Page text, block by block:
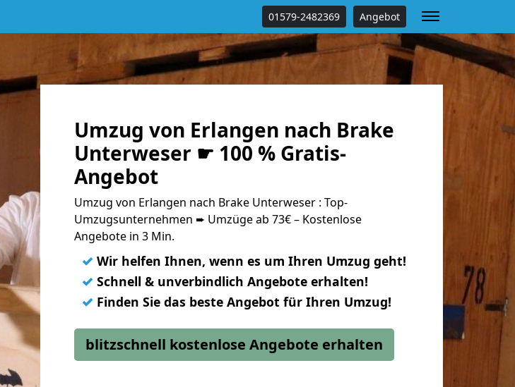
01579-2482369 Angebot
Umzug von Erlangen nach Brake
Unterweser ☛ 100 % Gratis-
Angebot
Umzug von Erlangen nach Brake Unterweser : Top-
Umzugsunternehmen ➨ Umzüge ab 73€ – Kostenlose
Angebote in 3 Min.
✓ Wir helfen Ihnen, wenn es um Ihren Umzug geht!
✓ Schnell & unverbindlich Angebote erhalten!
✓ Finden Sie das beste Angebot für Ihren Umzug!
blitzschnell kostenlose Angebote erhalten